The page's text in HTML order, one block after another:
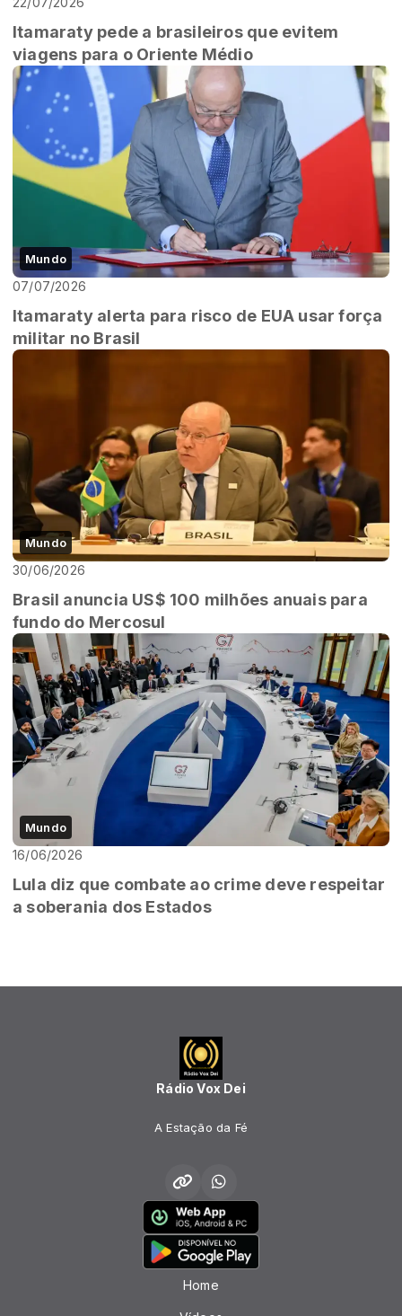
Itamaraty pede a brasileiros que evitem
viagens para o Oriente Médio
Mundo
07/07/2026
Itamaraty alerta para risco de EUA usar força
militar no Brasil
Mundo
30/06/2026
Brasil anuncia US$ 100 milhões anuais para
fundo do Mercosul
Mundo
16/06/2026
Lula diz que combate ao crime deve respeitar
a soberania dos Estados
Rádio Vox Dei
A Estação da Fé
Home